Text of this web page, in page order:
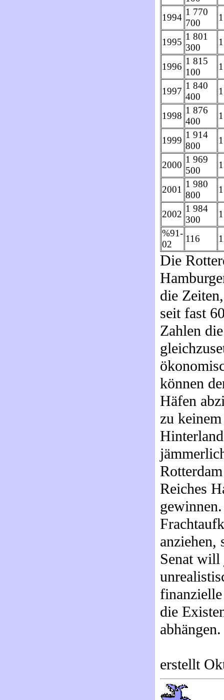
1994
1 770
700
1995
1 801
300
1996
1 815
100
1997
1 840
400
1998
1 876
400
1999
1 914
800
2000
1 969
500
2001
1 980
800
2002
1 984
300
%91-
02
116
Die
die
seit fast
Zahlen
können
Häfen
zu
Reiches
anziehen,
Senat will
die
abhängen.
erstellt